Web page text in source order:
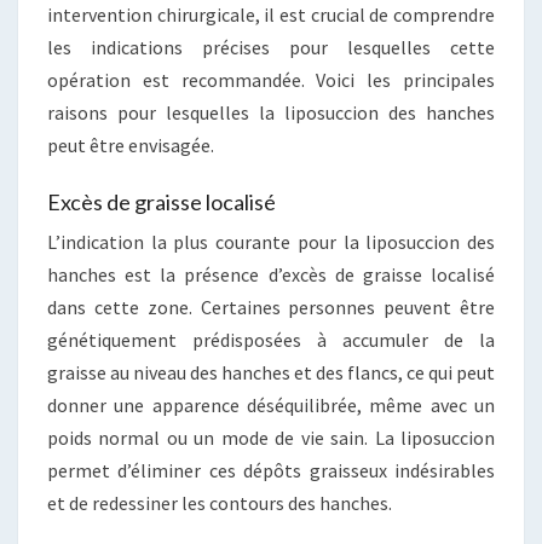
intervention chirurgicale, il est crucial de comprendre
les indications précises pour lesquelles cette
opération est recommandée. Voici les principales
raisons pour lesquelles la liposuccion des hanches
peut être envisagée.
Excès de graisse localisé
L’indication la plus courante pour la liposuccion des
hanches est la présence d’excès de graisse localisé
dans cette zone. Certaines personnes peuvent être
génétiquement prédisposées à accumuler de la
graisse au niveau des hanches et des flancs, ce qui peut
donner une apparence déséquilibrée, même avec un
poids normal ou un mode de vie sain. La liposuccion
permet d’éliminer ces dépôts graisseux indésirables
et de redessiner les contours des hanches.